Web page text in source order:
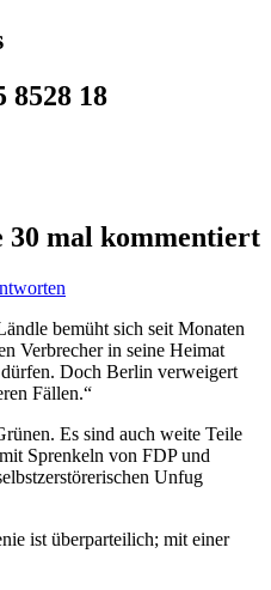
8528 18
mal kommentiert
bemüht sich seit Monaten
Verbrecher in seine Heimat
Doch Berlin verweigert
Fällen.“
Es sind auch weite Teile
Sprenkeln von FDP und
Unfug
ist überparteilich; mit einer